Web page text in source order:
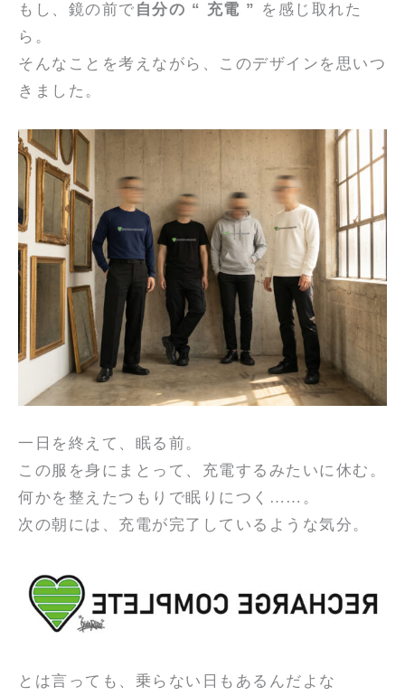
もし、鏡の前で 自分の “ 充電 ” を感じ取れた
ら。
そんなことを考えながら、このデザインを思いつ
きました。
一日を終えて、眠る前。
この服を身にまとって、充電するみたいに休む。
何かを整えたつもりで眠りにつく……。
次の朝には、充電が完了しているような気分。
とは言っても、乗らない日もあるんだよな